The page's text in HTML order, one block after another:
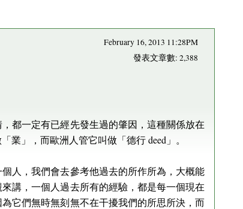
February 16, 2013 11:28PM
發表文章數: 2,388
都一定有已經先發生過的肇因，這種關係放在
」，而歐洲人管它叫做「德行 deed」。
人，我們會去參考他過去的所作所為，大概能
講，一個人過去所有的經驗，都是每一個現在
它們無時無刻無不在干擾我們的所思所決，而